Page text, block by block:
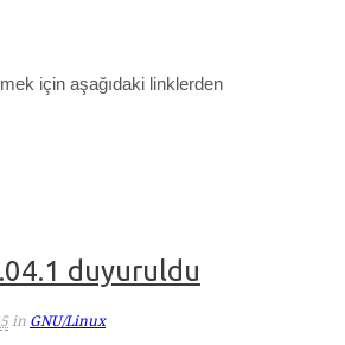
için aşağıdaki linklerden
duyuruldu
in GNU/Linux